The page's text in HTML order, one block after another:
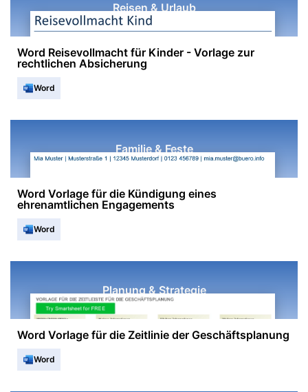
Reisen & Urlaub
Word Reisevollmacht für Kinder - Vorlage zur
rechtlichen Absicherung
Word
Familie & Feste
Word Vorlage für die Kündigung eines
ehrenamtlichen Engagements
Word
Planung & Strategie
Word Vorlage für die Zeitlinie der Geschäftsplanung
Word